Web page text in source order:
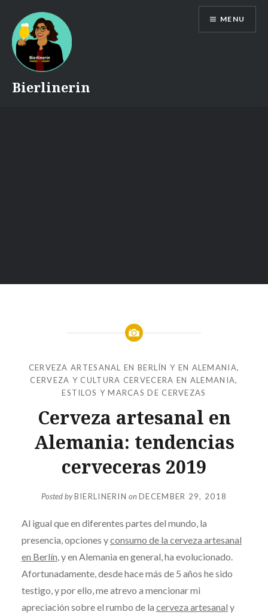
content
Bierlinerin
MENU
CERVEZA ARTESANAL EN BERLÍN Y EN ALEMANIA,
CERVEZA Y CULTURA CERVECERA EN ALEMANIA,
ESTILOS Y MARCAS DE CERVEZAS
Cerveza artesanal en
Alemania: tendencias
cerveceras 2019
Posted byBIERLINERIN onDECEMBER 29, 2018
Al igual que en diferentes partes del mundo, la
presencia, opciones yconsumo de la cerveza artesanal
en Berlín, y en Alemania en general, ha evolucionado.
Afortunadamente, desde hace más de 5 años he sido
testigo, y por ello, me atrevo a mencionar mi
apreciación sobre el rumbo de la cerveza artesanal y